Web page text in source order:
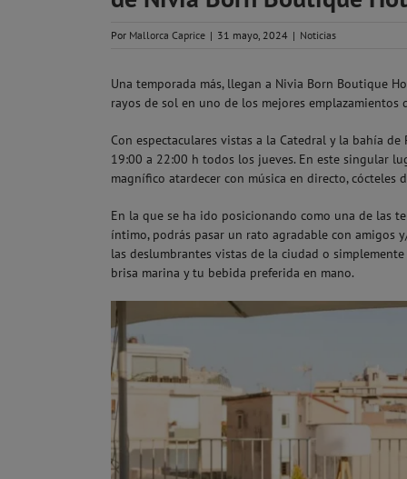
Por Mallorca Caprice | 31 mayo, 2024 | Noticias
Una temporada más, llegan a Nivia Born Boutique
rayos de sol en uno de los mejores emplazamientos
Con espectaculares vistas a la Catedral y la bahía
19:00 a 22:00 h todos los jueves. En este singular
magnífico atardecer con música en directo, cócteles
En la que se ha ido posicionando como una de las
íntimo, podrás pasar un rato agradable con amigos
las deslumbrantes vistas de la ciudad o
brisa marina y tu bebida preferida en mano.